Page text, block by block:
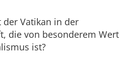
der Vatikan in der
die von besonderem Wert
ist?